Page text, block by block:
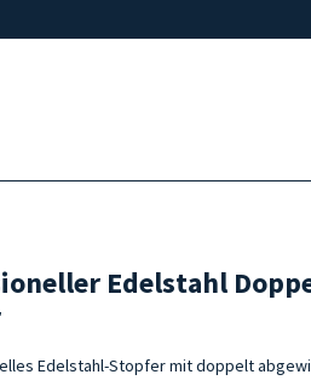
Edelstahl
Edelstahl-Stopfer mit doppelt